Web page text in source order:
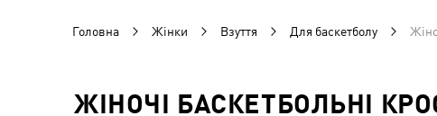
Головна Жінки Взуття Для баскетболу
ЖІНОЧІ БАСКЕТБОЛЬНІ